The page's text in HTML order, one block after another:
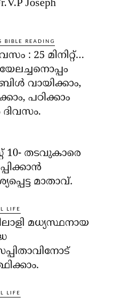
BIBLE READING
: 25 മിനിറ്റ്…
വായിക്കാം,
പഠിക്കാം
ദിവസം.
10- തടവുകാരെ
മാതാവ്.
LIFE
മധ്യസ്ഥനായ
LIFE